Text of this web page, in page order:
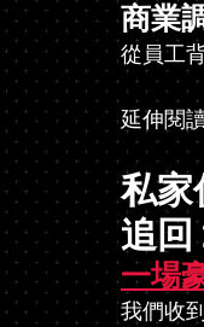
商業
從員工
延伸閱
私家
追回
一場
我們收